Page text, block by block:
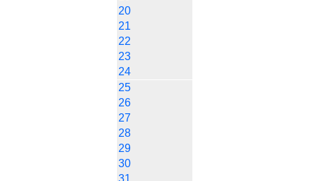
20
21
22
23
24
25
26
27
28
29
30
31